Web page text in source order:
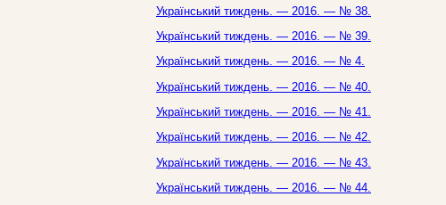
Український тиждень. — 2016. — № 38.
Український тиждень. — 2016. — № 39.
Український тиждень. — 2016. — № 4.
Український тиждень. — 2016. — № 40.
Український тиждень. — 2016. — № 41.
Український тиждень. — 2016. — № 42.
Український тиждень. — 2016. — № 43.
Український тиждень. — 2016. — № 44.